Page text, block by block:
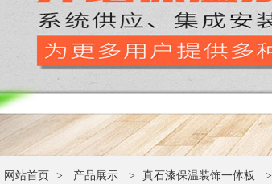
网站首页 > 产品展示 > 真石漆保温装饰一体板 >